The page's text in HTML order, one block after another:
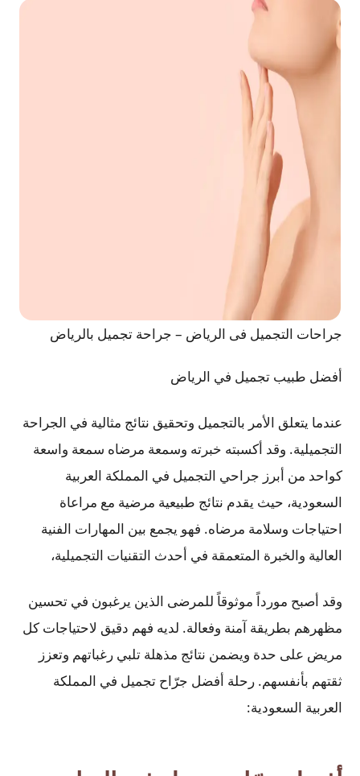
جراحات التجميل فى الرياض – جراحة تجميل بالرياض
أفضل طبيب تجميل في الرياض
عندما يتعلق الأمر بالتجميل وتحقيق نتائج مثالية في الجراحة
التجميلية. وقد أكسبته خبرته وسمعة مرضاه سمعة واسعة
كواحد من أبرز جراحي التجميل في المملكة العربية
السعودية، حيث يقدم نتائج طبيعية مرضية مع مراعاة
احتياجات وسلامة مرضاه. فهو يجمع بين المهارات الفنية
العالية والخبرة المتعمقة في أحدث التقنيات التجميلية،
وقد أصبح مورداً موثوقاً للمرضى الذين يرغبون في تحسين
مظهرهم بطريقة آمنة وفعالة. لديه فهم دقيق لاحتياجات كل
مريض على حدة ويضمن نتائج مذهلة تلبي رغباتهم وتعزز
ثقتهم بأنفسهم. رحلة أفضل جرّاح تجميل في المملكة
العربية السعودية: